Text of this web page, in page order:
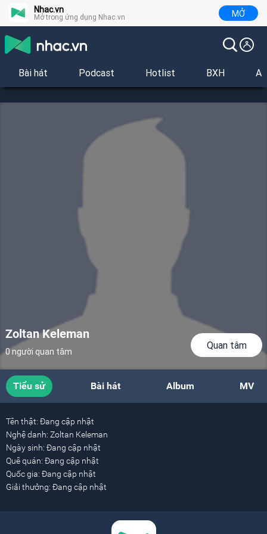
Nhac.vn
Mở trong ứng dụng Nhac.vn MỞ
Bài hát Podcast Hotlist BXH
Zoltan Keleman
0 người quan tâm
Quan tâm
Tiểu sử Bài hát Album MV
Tên thật: Đang cập nhật
Nghệ danh: Zoltan Keleman
Ngày sinh: Đang cập nhật
Quê quán: Đang cập nhật
Quốc gia: Đang cập nhật
Giải thưởng: Đang cập nhật